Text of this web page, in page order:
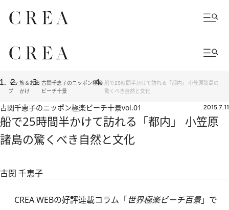
トッ
プ
旅＆お出
かけ
古関千恵子のニッポン極楽
ビーチ十景
船で25時間半かけて訪れる「都内」 小笠原諸島の
驚くべき自然と文化
古関千恵子のニッポン極楽ビーチ十景vol.01 2015.7.11
船で25時間半かけて訪れる「都内」 小笠原
諸島の驚くべき自然と文化
古関 千恵子
CREA WEBの好評連載コラム「世界極楽ビーチ百景」で